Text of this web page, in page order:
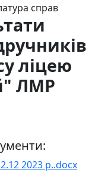
справ
ліцею
ЛМР
2023 р..docx